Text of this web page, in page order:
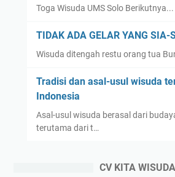
Toga Wisuda UMS Solo
TIDAK ADA GELAR YANG SIA-
Wisuda ditengah restu orang tua
Tradisi dan asal-usul wisuda
Indonesia
Asal-usul wisuda berasal dari
terutama dari t…
CV KITA WISUDA